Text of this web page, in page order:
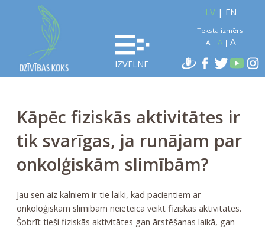
IZVĒLNE
LV| EN
Teksta izmērs:
A| A| A
Kāpēc fiziskās aktivitātes ir
tik svarīgas, ja runājam par
onkolģiskām slimībām?
Jau sen aiz kalniem ir tie laiki, kad pacientiem ar
onkoloģiskām slimībām neieteica veikt fiziskās aktivitātes.
Šobrīt tieši fiziskās aktivitātes gan ārstēšanas laikā, gan